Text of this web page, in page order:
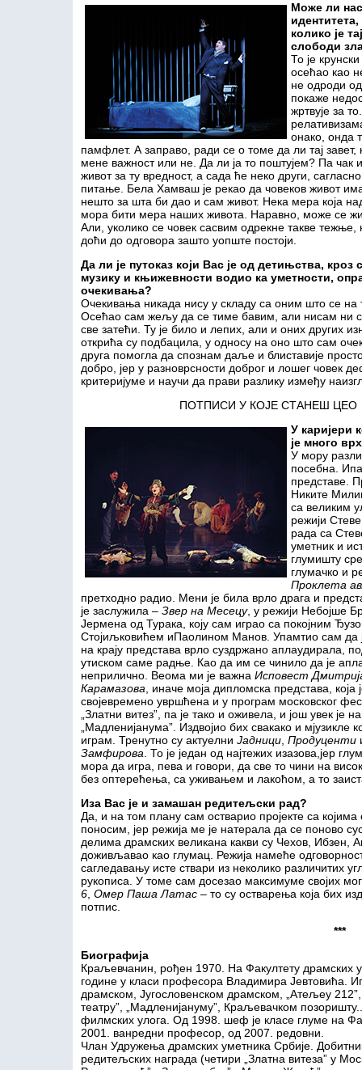
Може ли
колико је
слободи
То је
осећао као
не одроди
покаже
жртвује за
онако, онда
памфлет. А заправо, ради се о томе да ли тај
мене важност или не. Да ли ја то поштујем? Па чак
живот за ту вредност, а сада ће неко други,
питање. Бела Хамваш је рекао да човеков живот
нешто за шта би дао и сам живот. Нека мера која
мора бити мера наших живота. Наравно, може се
Али, уколико се човек сасвим одрекне такве тежње,
доћи до одговора зашто уопште постоји.
Да ли је путоказ који Вас је од детињства, кроз
музику и књижевности водио ка уметности,
очекивања?
Очекивања никада нису у складу са оним што се на
Осећао сам жељу да се тиме бавим, али нисам ни
све затећи. Ту је било и лепих, али и оних других
открића су подбацила, у односу на оно што сам
друга помогла да спознам даље и блиставије
добро, јер у разноврсности доброг и лошег човек
критеријуме и научи да прави разлику између
ПОТПИСИ У КОЈЕ СТАНЕШ ЦЕО
У каријери
је много
У мору
посебна.
представе.
Никите
са великим
режији
рада са
уметник и
глумишту
глумачко и
Проклета
претходно радио. Мени је била врло драга и
је заслужила – Звер на Месецу, у режији Небојше
Јермена од Турака, коју сам играо са покојним
Стојиљковићем иПаолином Манов. Упамтио сам да
на крају представа врло суздржано аплаудирала,
утиском саме радње. Као да им се чинило да је
неприлично. Веома ми је важна Исповест
Карамазова , иначе моја дипломска представа, која
својевремено увршћена и у програм московског
„Златни витез”, па је тако и оживела, и још увек је
„Мадленијанума”. Издвојио бих свакако и мјузикле
играм. Тренутно су актуелни Јадници Продуценти
Замфирова . То је један од најтежих изазова,јер
мора да игра, пева и говори, да све то чини на
без оптерећења, са уживањем и лакоћом, а то
Иза Вас је и замашан редитељски рад?
Да, и на том плану сам остварио пројекте са којима
поносим, јер режија ме је натерала да се поново
делима драмских великана какви су Чехов, Ибзен,
доживљавао као глумац. Режија намеће
сагледавању исте ствари из неколико различитих
рукописа. У томе сам досезао максимуме својих
6 Омер Паша Латас – то су остварења која бих
потпис.
***
Биографија
Краљевчанин, рођен 1970. На Факултету драмских
године у класи професора Владимира Јевтовића.
драмском, Југословенском драмском, „Атељеу
театру”, „Мадленијануму”, Краљевачком
филмских улога. Од 1998. шеф је класе глуме на
2001. ванредни професор, од 2007. редовни.
Члан Удружења драмских уметника Србије.
редитељских награда (четири „Златна витеза” у